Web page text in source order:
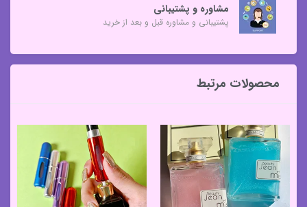
مشاوره و پشتیبانی
پشتیبانی و مشاوره قبل و بعد از خرید
محصولات مرتبط